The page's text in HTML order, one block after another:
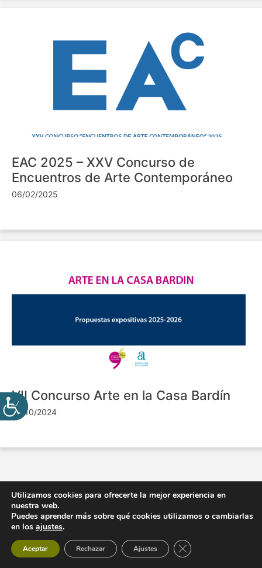
EAC 2025 – XXV Concurso de
Encuentros de Arte Contemporáneo
06/02/2025
VII Concurso Arte en la Casa Bardín
24/10/2024
Utilizamos cookies para ofrecerte la mejor experiencia en
nuestra web.
Puedes aprender más sobre qué cookies utilizamos o cambiarlas
en los ajustes.
Aceptar Rechazar Ajustes Cerrar el banner de